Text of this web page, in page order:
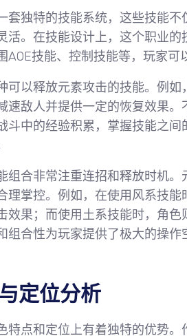
套独特的技能系统，这些技能
活。在技能设计上，这个职业
AOE技能、控制技能等，玩家可
可以释放元素攻击的技能。例
速敌人并提供一定的恢复效果
斗中的经验积累，掌握技能之
组合非常注重连招和释放时机
理掌控。例如，在使用风系技
效果；而使用土系技能时，角
组合性为玩家提供了极大的操作
定位分析
特点和定位上有着独特的优势